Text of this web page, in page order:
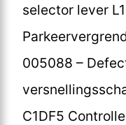
selector lever
005088 –
C1DF5